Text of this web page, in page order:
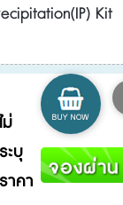
Kit
ม่
ระบุ
ราคา